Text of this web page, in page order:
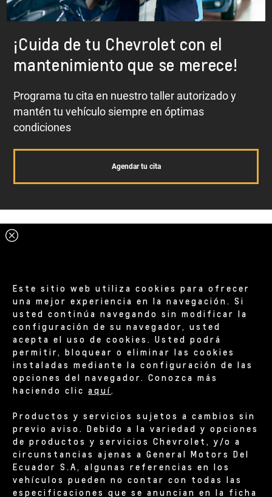
¡Cuida de tu Chevrolet con el
mantenimiento que se merece!
Programa tu cita en nuestro taller autorizado y
mantén tu vehículo siempre en óptimas
condiciones
Agendar tu cita
Este sitio web utiliza cookies para ofrecer
una mejor experiencia en la navegación. Si
usted continúa navegando sin modificar la
configuración de su navegador, usted
acepta el uso de cookies. Usted podrá
permitir, bloquear o eliminar las cookies
instaladas mediante la configuración de las
opciones del navegador. Conozca más
haciendo clicaquí.
Productos y servicios sujetos a cambios sin
previo aviso. Debido a la variedad y opciones
de productos y servicios Chevrolet, y/o a
circunstancias ajenas a General Motors Del
Ecuador S.A, algunas referencias en los
vehículos pueden no contar con todas las
especificaciones que se anuncian en la ficha